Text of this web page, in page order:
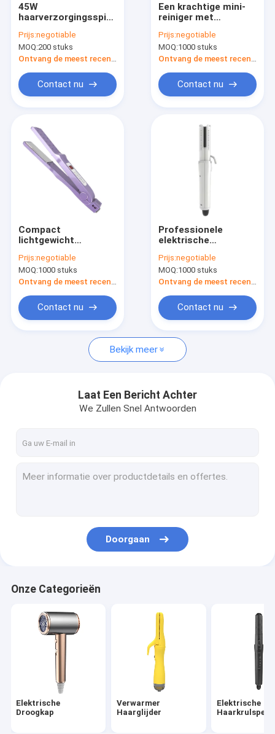
Producten
Over ons
Fabriekstocht
Nieuws
Gevallen
Vraag een offerte
Verwarmer Haarglijder
Elektrische Haarkrulspeld
Hoge snelheidsdroogkap
Multifunktioneel haarstylingmiddel
45W
haarverzorgingsspiegel
Size Straightener
met snelle
verwarming
Prijs:negotiable
MOQ:200 stuks
Ontvang de meest recente Prijs
Contact nu
Een krachtige mini-
reiniger met
instelbare
temperatuur.
Prijs:negotiable
MOQ:1000 stuks
Ontvang de meest recente Prijs
Contact nu
Compact
lichtgewicht
haarglijder voor
gemakkelijke opslag
en reizen
Prijs:negotiable
MOQ:1000 stuks
Ontvang de meest recente Prijs
Contact nu
Professionele
elektrische
Airflow Automatic
Curling Iron
Prijs:negotiable
MOQ:1000 stuks
Ontvang de meest recente Prijs
Contact nu
Bekijk meer
Laat Een Bericht Achter
We Zullen Snel Antwoorden
Doorgaan
Onze Categorieën
Elektrische
Droogkap
Verwarmer
Haarglijder
Elektrische
Haarkrulspeld